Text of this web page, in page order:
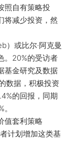
照自有策略投
将减少投资，然
或比尔·阿克曼
。20%的受访者
基金研究及数据
数据，积极投资
的回报，同期
套利策略
计划增加这类基